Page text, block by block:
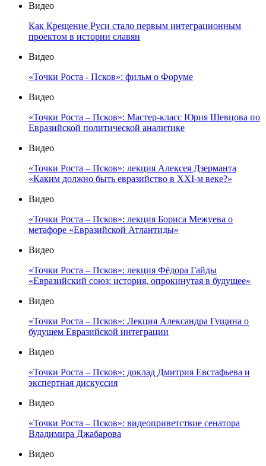
Видео
Как Крещение Руси стало первым интеграционным
проектом в истории славян
Видео
«Точки Роста - Псков»: фильм о Форуме
Видео
«Точки Роста – Псков»: Мастер-класс Юрия Шевцова по
Евразийской политической аналитике
Видео
«Точки Роста – Псков»: лекция Алексея Дзерманта
«Каким должно быть евразийство в XXI-м веке?»
Видео
«Точки Роста – Псков»: лекция Бориса Межуева о
метафоре «Евразийской Атлантиды»
Видео
«Точки Роста – Псков»: лекция Фёдора Гайды
«Евразийский союз: история, опрокинутая в будущее»
Видео
«Точки Роста – Псков»: Лекция Александра Гущина о
будущем Евразийской интеграции
Видео
«Точки Роста – Псков»: доклад Дмитрия Евстафьева и
экспертная дискуссия
Видео
«Точки Роста – Псков»: видеоприветствие сенатора
Владимира Джабарова
Видео